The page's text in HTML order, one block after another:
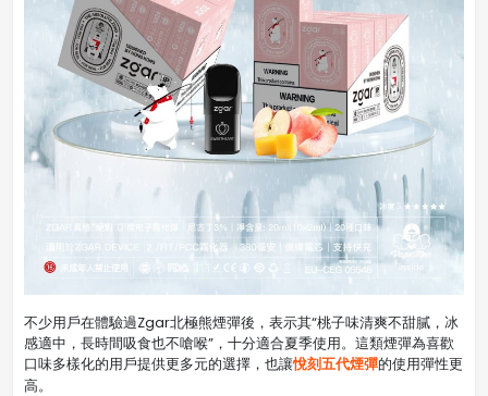
不少用戶在體驗過Zgar北極熊煙彈後，表示其“桃子味清爽不甜膩，冰
感適中，長時間吸食也不嗆喉”，十分適合夏季使用。這類煙彈為喜歡
口味多樣化的用戶提供更多元的選擇，也讓悅刻五代煙彈的使用彈性更
高。